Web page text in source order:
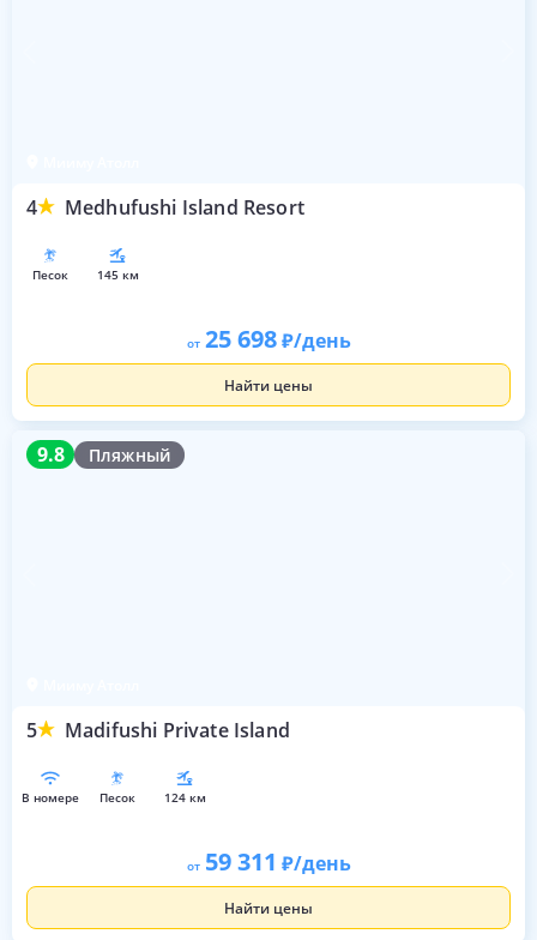
4 Medhufushi Island Resort
песок 145 км
от 25 698 /день
Найти цены
9.8 Пляжный
5 Madifushi Private Island
9.8
в номере песок 124 км
от 59 311 /день
Найти цены